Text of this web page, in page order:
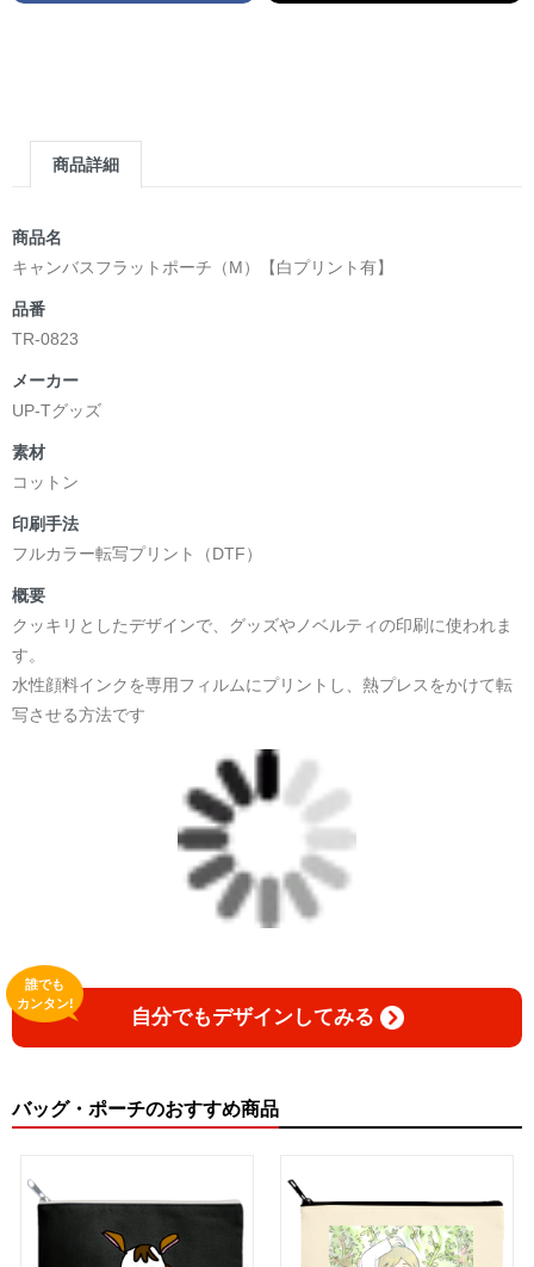
商品詳細
商品名
キャンバスフラットポーチ（M）【白プリント有】
品番
TR-0823
メーカー
UP-Tグッズ
素材
コットン
印刷手法
フルカラー転写プリント（DTF）
概要
クッキリとしたデザインで、グッズやノベルティの印刷に使われま
す。
水性顔料インクを専用フィルムにプリントし、熱プレスをかけて転
写させる方法です
自分でもデザインしてみる
誰でも
カンタン!
バッグ・ポーチのおすすめ商品